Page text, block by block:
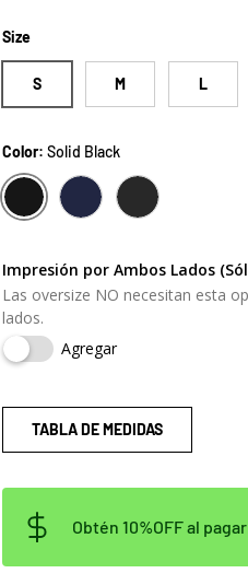
Size
S M L
Color:Solid Black
SOLID BLACK
NAVY CHARCOAL GREY
Impresión por Ambos Lados
Las oversize NO necesitan esta
lados.
Agregar
TABLA DE MEDIDAS
Obtén 10%OFF al